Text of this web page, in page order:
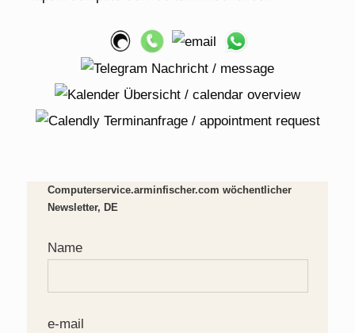
Computerservice.arminfischer.com wöchentlicher
Newsletter, DE
Name
e-mail